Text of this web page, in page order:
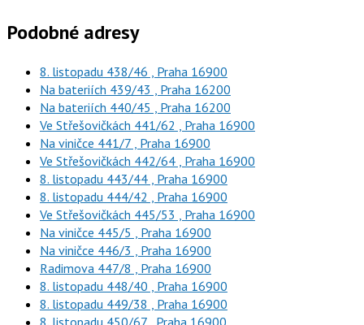
Podobné adresy
8. listopadu 438/46 , Praha 16900
Na bateriích 439/43 , Praha 16200
Na bateriích 440/45 , Praha 16200
Ve Střešovičkách 441/62 , Praha 16900
Na viničce 441/7 , Praha 16900
Ve Střešovičkách 442/64 , Praha 16900
8. listopadu 443/44 , Praha 16900
8. listopadu 444/42 , Praha 16900
Ve Střešovičkách 445/53 , Praha 16900
Na viničce 445/5 , Praha 16900
Na viničce 446/3 , Praha 16900
Radimova 447/8 , Praha 16900
8. listopadu 448/40 , Praha 16900
8. listopadu 449/38 , Praha 16900
8. listopadu 450/67 , Praha 16900